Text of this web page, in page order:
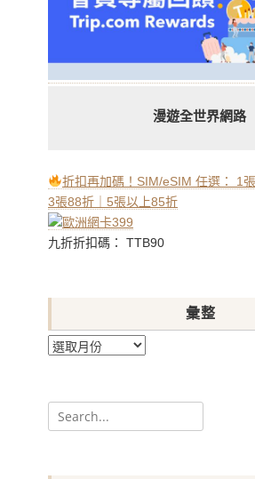
漫遊全世界網路
折扣再加碼！SIM/eSIM 任選： 1
3張88折｜5張以上85折
九折折扣碼： TTB90
彙整
彙
Search
for: